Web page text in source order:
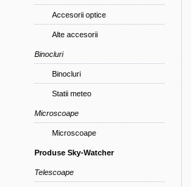
Accesorii optice
Alte accesorii
Binocluri
Binocluri
Statii meteo
Microscoape
Microscoape
Produse Sky-Watcher
Telescoape